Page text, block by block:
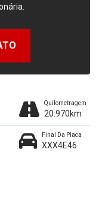
Quilometragem
20.970km
Final Da Placa
XXX4E46